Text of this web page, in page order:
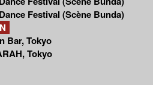
Festival (Scène Bunda)
Bar, Tokyo
Tokyo